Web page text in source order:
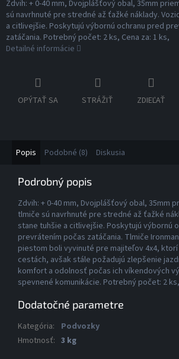
Zdvih: + 0-40 mm, Dvojplášťový obal, 35mm
sú navrhnuté pre stredné až ťažké náklady.
a citlivejšie. Poskytujú výbornú ochranu pred
zatáčania. Potrebný počet: 2 ks, Cena za: 1 ks,
Detailné informácie
OPÝTAŤ SA STRÁŽIŤ ZDIEĽAŤ
Popis Podobné (8) Diskusia
Podrobný popis
Zdvih: + 0-40 mm, Dvojplášťový obal, 35mm
tlmiče sú navrhnuté pre stredné až ťažké
stane tuhšie a citlivejšie. Poskytujú výbornú
prevrátením počas zatáčania. Tlmiče
piestom boli vyvinuté pre majiteľov 4x4,
cestách, avšak stále požadujú zlepšenie
komfort a odolnosť počas ich víkendových
spevnené komunikácie. Potrebný počet: 2
Dodatočné parametre
Kategória:
Podvozky
Hmotnosť: 3 kg